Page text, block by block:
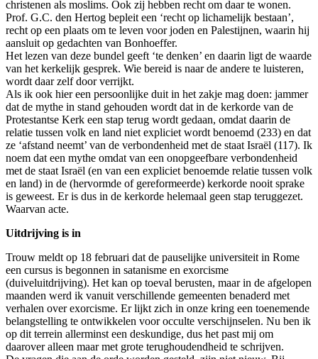
christenen als moslims. Ook zij hebben recht om daar te wonen.
Prof. G.C. den Hertog bepleit een ‘recht op lichamelijk bestaan’,
recht op een plaats om te leven voor joden en Palestijnen, waarin hij
aansluit op gedachten van Bonhoeffer.
Het lezen van deze bundel geeft ‘te denken’ en daarin ligt de waarde
van het kerkelijk gesprek. Wie bereid is naar de andere te luisteren,
wordt daar zelf door verrijkt.
Als ik ook hier een persoonlijke duit in het zakje mag doen: jammer
dat de mythe in stand gehouden wordt dat in de kerkorde van de
Protestantse Kerk een stap terug wordt gedaan, omdat daarin de
relatie tussen volk en land niet expliciet wordt benoemd (233) en dat
ze ‘afstand neemt’ van de verbondenheid met de staat Israël (117). Ik
noem dat een mythe omdat van een onopgeefbare verbondenheid
met de staat Israël (en van een expliciet benoemde relatie tussen volk
en land) in de (hervormde of gereformeerde) kerkorde nooit sprake
is geweest. Er is dus in de kerkorde helemaal geen stap teruggezet.
Waarvan acte.
Uitdrijving is in
Trouw meldt op 18 februari dat de pauselijke universiteit in Rome
een cursus is begonnen in satanisme en exorcisme
(duiveluitdrijving). Het kan op toeval berusten, maar in de afgelopen
maanden werd ik vanuit verschillende gemeenten benaderd met
verhalen over exorcisme. Er lijkt zich in onze kring een toenemende
belangstelling te ontwikkelen voor occulte verschijnselen. Nu ben ik
op dit terrein allerminst een deskundige, dus het past mij om
daarover alleen maar met grote terughoudendheid te schrijven.